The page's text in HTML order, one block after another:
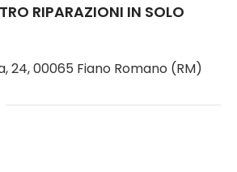
RIPARAZIONI IN SOLO
24, 00065 Fiano Romano (RM)